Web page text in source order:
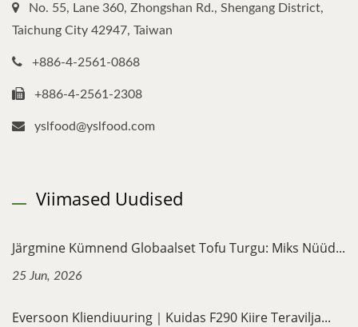
No. 55, Lane 360, Zhongshan Rd., Shengang District,
Taichung City 42947, Taiwan
+886-4-2561-0868
+886-4-2561-2308
yslfood@yslfood.com
Viimased Uudised
Järgmine Kümnend Globaalset Tofu Turgu: Miks Nüüd...
25 Jun, 2026
Eversoon Kliendiuuring｜Kuidas F290 Kiire Teravilja...